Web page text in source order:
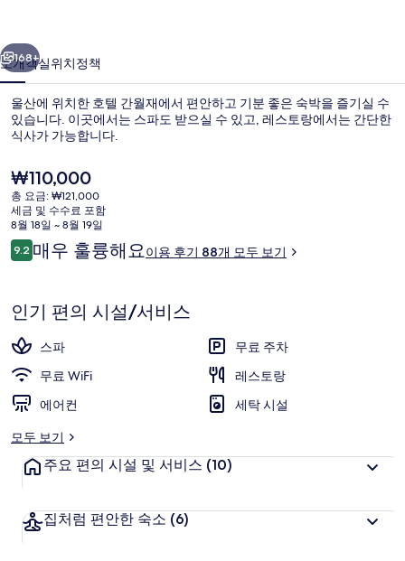
진
갤
러
리
리셉션
다음
168+
소개객실위치정책
울산에 위치한 호텔 간월재에서 편안하고 기분 좋은 숙박을 즐기실 수
있습니다. 이곳에서는 스파도 받으실 수 있고, 레스토랑에서는 간단한
식사가 가능합니다.
현
재
가
격
은
₩110,000
₩110,000
총 요금: ₩121,000
세금 및 수수료 포함
8월 18일 ~ 8월 19일
이
용
기
9.210점 만점 중 9.2점.
매우 훌륭해요이용 후기 88개 모두 보기
인기 편의 시설/서비스
스파
무료 주차
무료 WiFi
레스토랑
에어컨
세탁 시설
모두 보기
주요 편의 시설 및 서비스 (10)
집처럼 편안한 숙소 (6)